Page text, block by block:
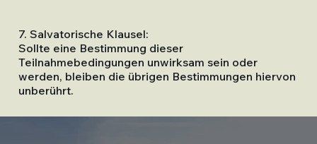
7. Salvatorische Klausel:
Sollte eine Bestimmung dieser
Teilnahmebedingungen unwirksam sein oder
werden, bleiben die übrigen Bestimmungen hiervon
unberührt.